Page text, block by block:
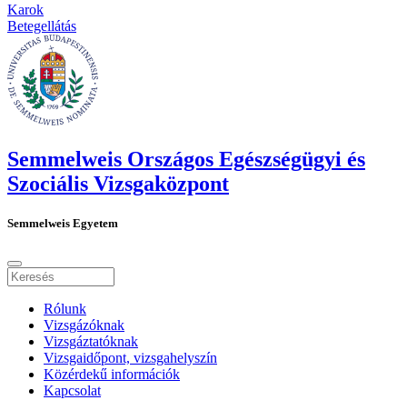
Karok
Betegellátás
Semmelweis Országos Egészségügyi és
Szociális Vizsgaközpont
Semmelweis Egyetem
Rólunk
Vizsgázóknak
Vizsgáztatóknak
Vizsgaidőpont, vizsgahelyszín
Közérdekű információk
Kapcsolat